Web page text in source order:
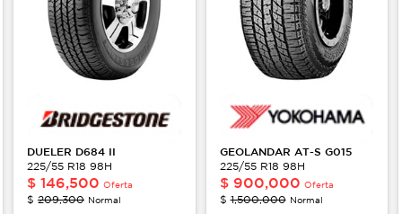
DUELER D684 II
225/55 R18 98H
$ 146,500 Oferta
$ 209,300 Normal
GEOLANDAR AT-S G015
225/55 R18 98H
$ 900,000 Oferta
$1,500,000 Normal